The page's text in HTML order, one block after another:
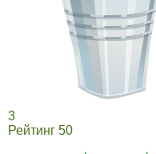
3
Рейтинг 50